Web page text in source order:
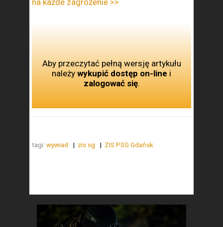
Aby przeczytać pełną wersję artykułu
należy wykupić dostęp on-line i
zalogować się.
tagi: wywiad zis sg ZIS PSG Gdańsk